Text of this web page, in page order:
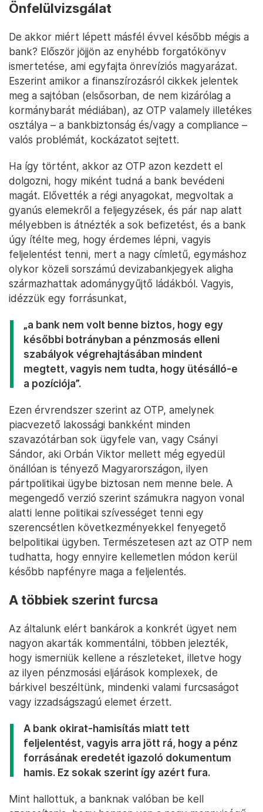
Önfelülvizsgálat
De akkor miért lépett másfél évvel később mégis a
bank? Először jöjjön az enyhébb forgatókönyv
ismertetése, ami egyfajta önrevíziós magyarázat.
Eszerint amikor a finanszírozásról cikkek jelentek
meg a sajtóban (elsősorban, de nem kizárólag a
kormánybarát médiában), az OTP valamely illetékes
osztálya – a bankbiztonság és/vagy a compliance –
valós problémát, kockázatot sejtett.
Ha így történt, akkor az OTP azon kezdett el
dolgozni, hogy miként tudná a bank bevédeni
magát. Elővették a régi anyagokat, megvoltak a
gyanús elemekről a feljegyzések, és pár nap alatt
mélyebben is átnézték a sok befizetést, és a bank
úgy ítélte meg, hogy érdemes lépni, vagyis
feljelentést tenni, mert a nagy címletű, egymáshoz
olykor közeli sorszámú devizabankjegyek aligha
származhattak adománygyűjtő ládákból. Vagyis,
idézzük egy forrásunkat,
„a bank nem volt benne biztos, hogy egy
későbbi botrányban a pénzmosás elleni
szabályok végrehajtásában mindent
megtett, vagyis nem tudta, hogy ütésálló-e
a pozíciója”.
Ezen érvrendszer szerint az OTP, amelynek
piacvezető lakossági bankként minden
szavazótárban sok ügyfele van, vagy Csányi
Sándor, aki Orbán Viktor mellett még egyedül
önállóan is tényező Magyarországon, ilyen
pártpolitikai ügybe biztosan nem menne bele. A
megengedő verzió szerint számukra nagyon vonal
alatti lenne politikai szívességet tenni egy
szerencsétlen következményekkel fenyegető
belpolitikai ügyben. Természetesen azt az OTP nem
tudhatta, hogy ennyire kellemetlen módon kerül
később napfényre maga a feljelentés.
A többiek szerint furcsa
Az általunk elért bankárok a konkrét ügyet nem
nagyon akarták kommentálni, többen jelezték,
hogy ismerniük kellene a részleteket, illetve hogy
az ilyen pénzmosási eljárások komplexek, de
bárkivel beszéltünk, mindenki valami furcsaságot
vagy izzadságszagú elemet érzett.
A bank okirat-hamisítás miatt tett
feljelentést, vagyis arra jött rá, hogy a pénz
forrásának eredetét igazoló dokumentum
hamis. Ez sokak szerint így azért fura.
Mint hallottuk, a banknak valóban be kell